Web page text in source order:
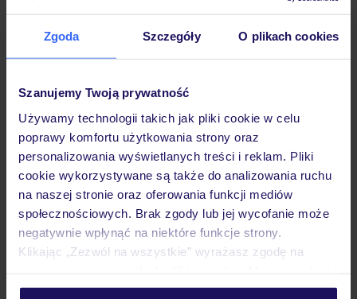
Zgoda Szczegóły O plikach cookies
Szanujemy Twoją prywatność
Używamy technologii takich jak pliki cookie w celu
poprawy komfortu użytkowania strony oraz
personalizowania wyświetlanych treści i reklam. Pliki
cookie wykorzystywane są także do analizowania ruchu
na naszej stronie oraz oferowania funkcji mediów
społecznościowych. Brak zgody lub jej wycofanie może
negatywnie wpłynąć na niektóre funkcje strony.
Klikając „Zezwól na wszystkie” wyrażasz zgodę na
personalizować swój wybór wchodząc w zakładkę
Pokoje
Wyżywienie
Atrakcje